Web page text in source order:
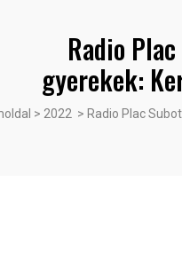
Radio
gyerekek:
> 2022 > Radio Plac